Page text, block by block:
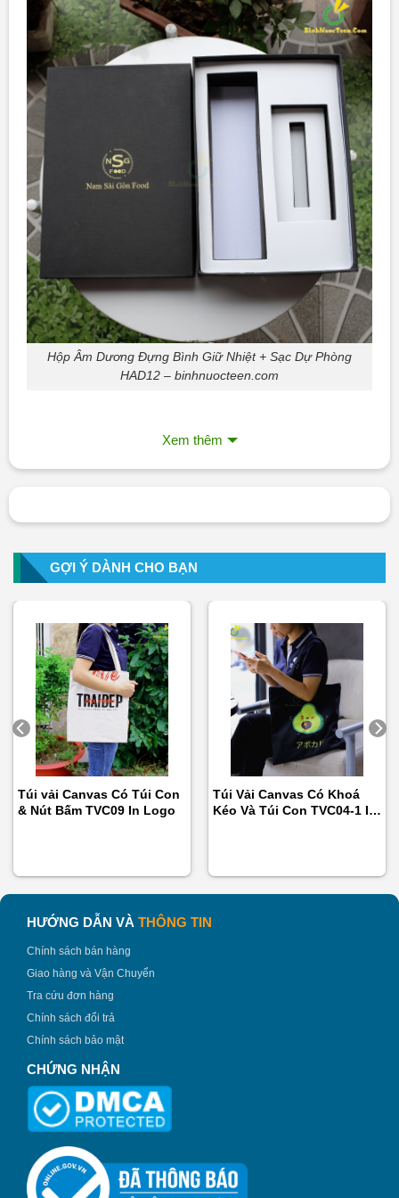
Hộp Âm Dương Đựng Bình Giữ Nhiệt + Sạc Dự Phòng
HAD12 – binhnuocteen.com
Kích Thước: Theo yêu cầu
Giấy dán bên ngoài: Giấy mỹ thuật nhập khẩu
Đặt Thương Hiệu: In logo theo yêu cầu
Màu sắc: Nhiều màu
Số lượng tối thiểu/đơn 50 hộp
Bình Nước Teenlà đơn vị chuyên sản xuất
dương đựng bình giữ nhiệt và sạc dựng phòng
nhiều thiết kế đẹp, mẫu mã phong phú. Cung cấp số lượng
lớnphụ kiện quà tặngvới giá cạnh tranh mang đến cho
doanh nghiệp giải pháp quà tặng hợp lý, giá rẻ.
Xem thêm
GỢI Ý DÀNH CHO BẠN
Túi vải Canvas Có Túi Con
& Nút Bấm TVC09 In Logo
Túi Vải Canvas Có Khoá
Kéo Và Túi Con TVC04-1 In
HƯỚNG DẪN VÀ THÔNG TIN
Chính sách bán hàng
Giao hàng và Vận Chuyển
Tra cứu đơn hàng
Chính sách đổi trả
Chính sách bảo mật
CHỨNG NHẬN